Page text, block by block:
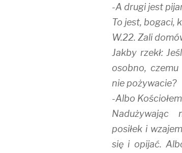
-A drugi jest
To jest, bogaci,
W.22. Zali
Jakby rzekł:
osobno,
nie pożywacie?
-Albo
Nadużywając
posiłek i
się i opijać.